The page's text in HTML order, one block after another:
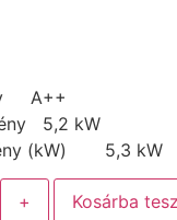
A++
5,2 kW
(kW) 5,3 kW
+ Kosárba